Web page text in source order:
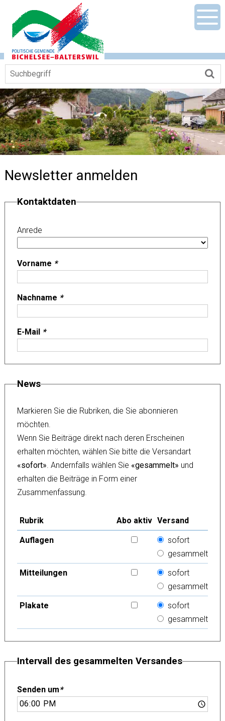
Navigieren in Gemeinde Bichelsee-
Schnellnavigation
Mobile Hauptnavigation
Suchbegriff
Newsletter anmelden
Kontaktdaten
Anrede
Vorname *
Nachname *
E-Mail *
News
Markieren Sie die Rubriken, die Sie abonnieren
möchten.
Wenn Sie Beiträge direkt nach deren Erscheinen
erhalten möchten, wählen Sie bitte die Versandart
«sofort». Andernfalls wählen Sie «gesammelt» und
erhalten die Beiträge in Form einer
Zusammenfassung.
Rubrik Abo aktiv Versand
Auflagen
E-Mail-Abo für Rubrik
sofort
gesammelt
Mitteilungen
E-Mail-Abo für Rubrik
sofort
gesammelt
Plakate
E-Mail-Abo für Rubrik
sofort
gesammelt
Intervall des gesammelten Versandes
Senden um*